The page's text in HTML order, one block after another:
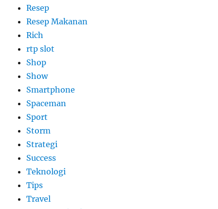
Resep
Resep Makanan
Rich
rtp slot
Shop
Show
Smartphone
Spaceman
Sport
Storm
Strategi
Success
Teknologi
Tips
Travel